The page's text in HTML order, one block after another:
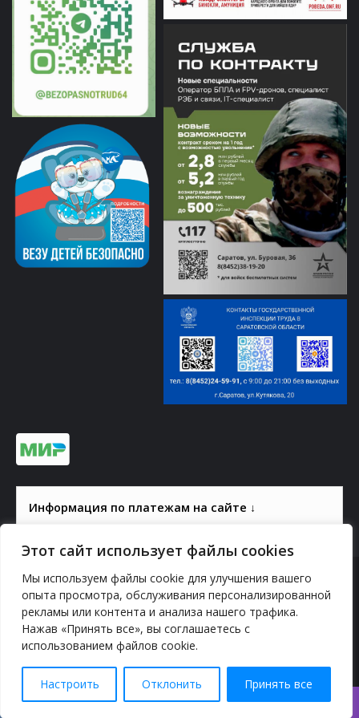
Этот сайт использует файлы cookies
Мы используем файлы cookie для улучшения вашего
опыта просмотра, обслуживания персонализированной
рекламы или контента и анализа нашего трафика.
Нажав «Принять все», вы соглашаетесь с
использованием файлов cookie.
Настроить Отклонить Принять все
Информация по платежам на сайте ↓
© 2000-2026, ГАУК СОМ КВЦ
Политика конфиденциальности
YouTube
vk.com